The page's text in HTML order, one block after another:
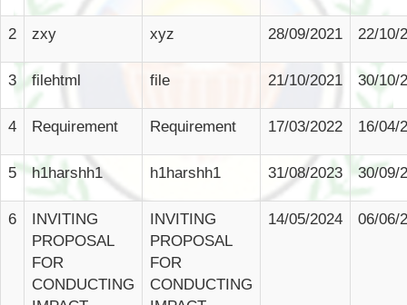
2 zxy xyz 28/09/2021 22/10/
3 filehtml file 21/10/2021 30/10/
4 Requirement Requirement 17/03/2022 16/04/
5 h1harshh1 h1harshh1 31/08/2023 30/09/
6
INVITING
PROPOSAL
FOR
CONDUCTING
INVITING
PROPOSAL
FOR
CONDUCTING
14/05/2024 06/06/